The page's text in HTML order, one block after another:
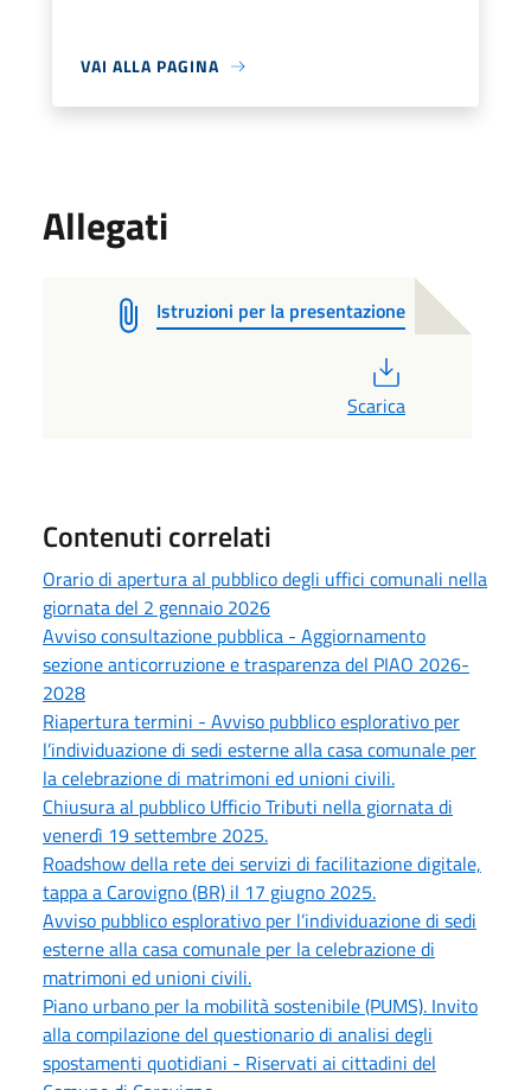
VAI ALLA PAGINA
Allegati
Istruzioni per la presentazione
Scarica
Contenuti correlati
Orario di apertura al pubblico degli uffici comunali nella
giornata del 2 gennaio 2026
Avviso consultazione pubblica - Aggiornamento
sezione anticorruzione e trasparenza del PIAO 2026-
2028
Riapertura termini - Avviso pubblico esplorativo per
l’individuazione di sedi esterne alla casa comunale per
la celebrazione di matrimoni ed unioni civili.
Chiusura al pubblico Ufficio Tributi nella giornata di
venerdì 19 settembre 2025.
Roadshow della rete dei servizi di facilitazione digitale,
tappa a Carovigno (BR) il 17 giugno 2025.
Avviso pubblico esplorativo per l’individuazione di sedi
esterne alla casa comunale per la celebrazione di
matrimoni ed unioni civili.
Piano urbano per la mobilità sostenibile (PUMS). Invito
alla compilazione del questionario di analisi degli
spostamenti quotidiani - Riservati ai cittadini del